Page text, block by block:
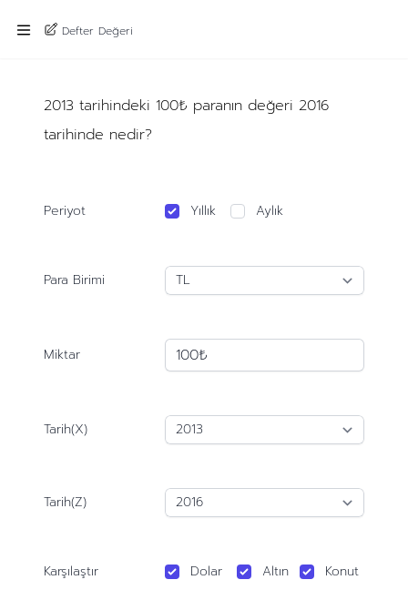
Defter Değeri
2013 tarihindeki 100₺ paranın değeri 2016
tarihinde nedir?
Periyot Yıllık Aylık
Para Birimi
Miktar
Tarih(X)
Tarih(Z)
Karşılaştır Dolar Altın
Konut